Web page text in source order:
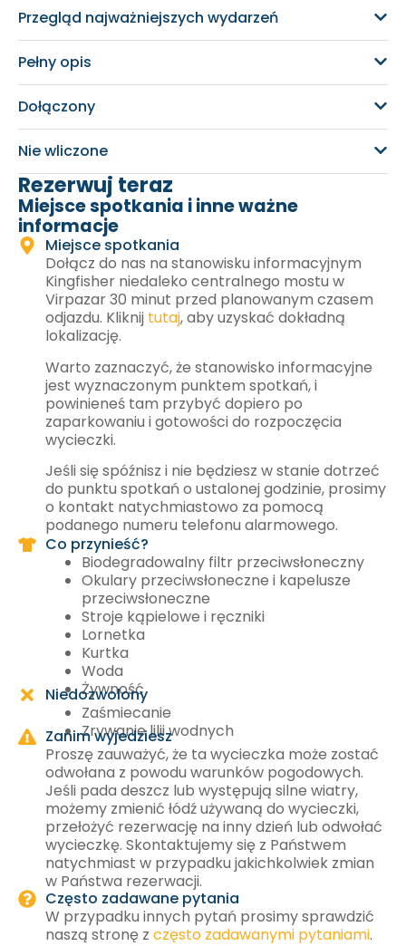
Przegląd najważniejszych wydarzeń
Pełny opis
Dołączony
Nie wliczone
Rezerwuj teraz
Miejsce spotkania i inne ważne
informacje
Miejsce spotkania
Dołącz do nas na stanowisku informacyjnym
Kingfisher niedaleko centralnego mostu w
Virpazar 30 minut przed planowanym czasem
odjazdu. Kliknij tutaj, aby uzyskać dokładną
lokalizację.
Warto zaznaczyć, że stanowisko informacyjne
jest wyznaczonym punktem spotkań, i
powinieneś tam przybyć dopiero po
zaparkowaniu i gotowości do rozpoczęcia
wycieczki.
Jeśli się spóźnisz i nie będziesz w stanie dotrzeć
do punktu spotkań o ustalonej godzinie, prosimy
o kontakt natychmiastowo za pomocą
podanego numeru telefonu alarmowego.
Co przynieść?
Biodegradowalny filtr przeciwsłoneczny
Okulary przeciwsłoneczne i kapelusze
przeciwsłoneczne
Stroje kąpielowe i ręczniki
Lornetka
Kurtka
Woda
Żywność
Niedozwolony
Zaśmiecanie
Zrywanie lilii wodnych
Zanim wyjedziesz
Proszę zauważyć, że ta wycieczka może zostać
odwołana z powodu warunków pogodowych.
Jeśli pada deszcz lub występują silne wiatry,
możemy zmienić łódź używaną do wycieczki,
przełożyć rezerwację na inny dzień lub odwołać
wycieczkę. Skontaktujemy się z Państwem
natychmiast w przypadku jakichkolwiek zmian
w Państwa rezerwacji.
Często zadawane pytania
W przypadku innych pytań prosimy sprawdzić
naszą stronę z często zadawanymi pytaniami.